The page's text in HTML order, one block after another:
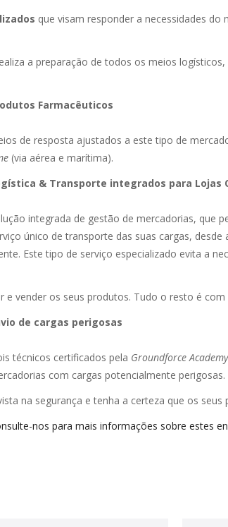
que visam responder a necessidades
a preparação de todos os meios
Farmacêuticos
de resposta ajustados a este tipo de
(via aérea e marítima).
& Transporte integrados para Lojas
integrada de gestão de mercadorias, que
único de transporte das suas cargas,
Este tipo de serviço especializado evita a
e vender os seus produtos. Tudo o resto é
de cargas perigosas
técnicos certificados pela Groundforce Academy
com cargas potencialmente perigosas.
na segurança e tenha a certeza que os
nos para mais informações sobre estes